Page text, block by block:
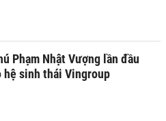
Phạm Nhật Vượng lần đầu
hệ sinh thái Vingroup